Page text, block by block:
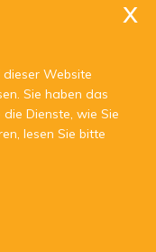
Website
Sie haben das
Dienste, wie Sie
lesen Sie bitte